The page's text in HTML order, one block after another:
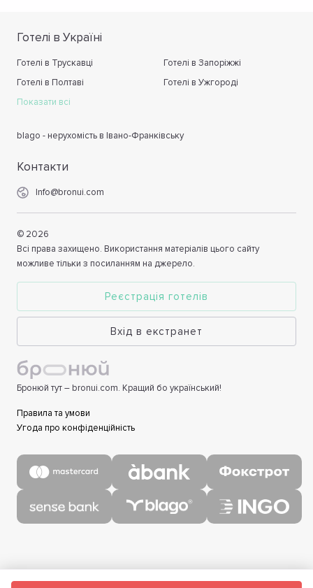
Готелі в Україні
Готелі в Трускавці
Готелі в Запоріжжі
Готелі в Полтаві
Готелі в Ужгороді
Показати всі
blago - нерухомість в Івано-Франківську
Контакти
Info@bronui.com
© 2026
Всі права захищено. Використання матеріалів цього сайту
можливе тільки з посиланням на джерело.
Реєстрація готелів
Вхід в екстранет
Бронюй тут – bronui.com. Кращий бо український!
Правила та умови
Угода про конфіденційність